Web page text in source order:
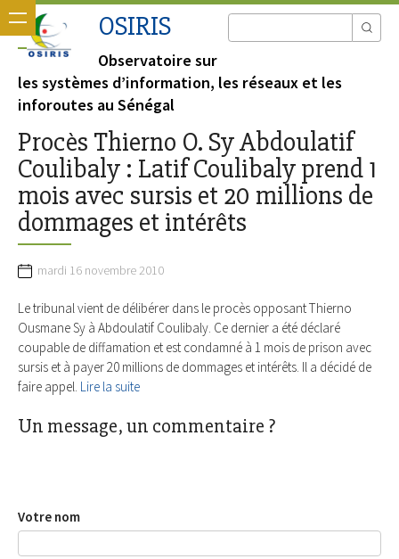
OSIRIS
Observatoire sur
les systèmes d’information, les réseaux et les
inforoutes au Sénégal
Procès Thierno O. Sy Abdoulatif
Coulibaly : Latif Coulibaly prend 1
mois avec sursis et 20 millions de
dommages et intérêts
mardi 16 novembre 2010
Le tribunal vient de délibérer dans le procès opposant Thierno
Ousmane Sy à Abdoulatif Coulibaly. Ce dernier a été déclaré
coupable de diffamation et est condamné à 1 mois de prison avec
sursis et à payer 20 millions de dommages et intérêts. Il a décidé de
faire appel. Lire la suite
Un message, un commentaire ?
Votre nom